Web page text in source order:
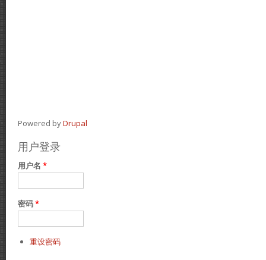
Powered byDrupal
用户登录
用户名 *
密码*
重设密码